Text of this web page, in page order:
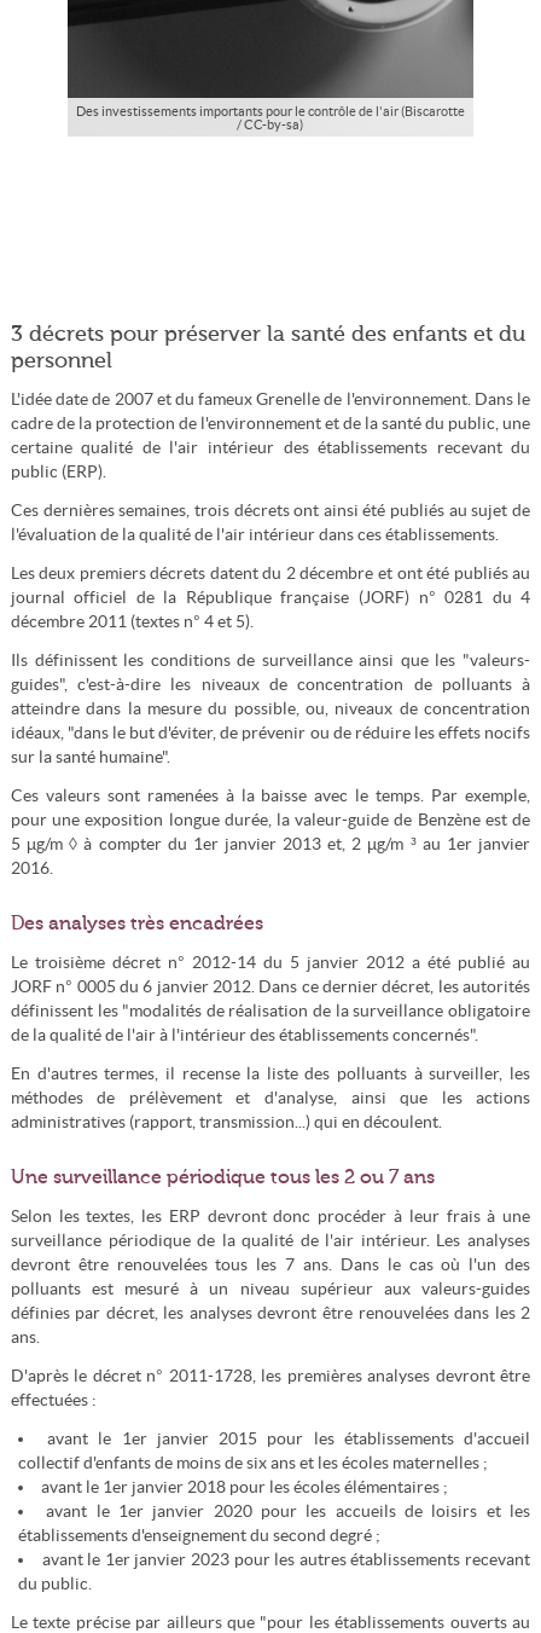
Des investissements importants pour le contrôle de l'air (Biscarotte
/ CC-by-sa)
3 décrets pour préserver la santé des enfants et du
personnel
L'idée date de 2007 et du fameux Grenelle de l'environnement. Dans le
cadre de la protection de l'environnement et de la santé du public, une
certaine qualité de l'air intérieur des établissements recevant du
public (ERP).
Ces dernières semaines, trois décrets ont ainsi été publiés au sujet de
l'évaluation de la qualité de l'air intérieur dans ces établissements.
Les deux premiers décrets datent du 2 décembre et ont été publiés au
journal officiel de la République française (JORF) n° 0281 du 4
décembre 2011 (textes n° 4 et 5).
Ils définissent les conditions de surveillance ainsi que les "valeurs-
guides", c'est-à-dire les niveaux de concentration de polluants à
atteindre dans la mesure du possible, ou, niveaux de concentration
idéaux, "dans le but d'éviter, de prévenir ou de réduire les effets nocifs
sur la santé humaine".
Ces valeurs sont ramenées à la baisse avec le temps. Par exemple,
pour une exposition longue durée, la valeur-guide de Benzène est de
5 µg/m ◊ à compter du 1er janvier 2013 et, 2 µg/m ³ au 1er janvier
2016.
Des analyses très encadrées
Le troisième décret n° 2012-14 du 5 janvier 2012 a été publié au
JORF n° 0005 du 6 janvier 2012. Dans ce dernier décret, les autorités
définissent les "modalités de réalisation de la surveillance obligatoire
de la qualité de l'air à l'intérieur des établissements concernés".
En d'autres termes, il recense la liste des polluants à surveiller, les
méthodes de prélèvement et d'analyse, ainsi que les actions
administratives (rapport, transmission...) qui en découlent.
Une surveillance périodique tous les 2 ou 7 ans
Selon les textes, les ERP devront donc procéder à leur frais à une
surveillance périodique de la qualité de l'air intérieur. Les analyses
devront être renouvelées tous les 7 ans. Dans le cas où l'un des
polluants est mesuré à un niveau supérieur aux valeurs-guides
définies par décret, les analyses devront être renouvelées dans les 2
ans.
D'après le décret n° 2011-1728, les premières analyses devront être
effectuées :
avant le 1er janvier 2015 pour les établissements d'accueil
collectif d'enfants de moins de six ans et les écoles maternelles ;
avant le 1er janvier 2018 pour les écoles élémentaires ;
avant le 1er janvier 2020 pour les accueils de loisirs et les
établissements d'enseignement du second degré ;
avant le 1er janvier 2023 pour les autres établissements recevant
du public.
Le texte précise par ailleurs que "pour les établissements ouverts au